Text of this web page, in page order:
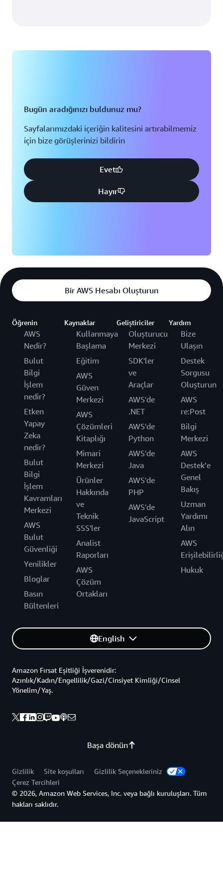
Bugün aradığınızı buldunuz mu?
Sayfalarımızdaki içeriğin kalitesini artırabilmemiz
için bize görüşlerinizi bildirin
Evet
Hayır
Bir AWS Hesabı Oluşturun
Öğrenin
AWS
Nedir?
Bulut
Bilgi
İşlem
nedir?
Etken
Yapay
Zeka
nedir?
Bulut
Bilgi
İşlem
Kavramları
Merkezi
AWS
Bulut
Güvenliği
Yenilikler
Bloglar
Basın
Bültenleri
Kaynaklar
Kullanmaya
Başlama
Eğitim
AWS
Güven
Merkezi
AWS
Çözümleri
Kitaplığı
Mimari
Merkezi
Ürünler
Hakkında
ve
Teknik
SSS'ler
Analist
Raporları
AWS
Çözüm
Ortakları
Geliştiriciler
Oluşturucu
Merkezi
SDK'ler
ve
Araçlar
AWS'de
.NET
AWS'de
Python
AWS'de
Java
AWS'de
PHP
AWS'de
JavaScript
Yardım
Bize
Ulaşın
Destek
Sorgusu
Oluşturun
AWS
re:Post
Bilgi
Merkezi
AWS
Destek’e
Genel
Bakış
Uzman
Yardımı
Alın
AWS
Hukuk
English
Başa dönün
Amazon Fırsat Eşitliği İşverenidir:
Azınlık/Kadın/Engellilik/Gazi/Cinsiyet Kimliği/Cinsel
Yönelim/Yaş.
Gizlilik Site koşulları
Gizlilik Seçenekleriniz
Çerez Tercihleri
© 2026, Amazon Web Services, Inc. veya bağlı kuruluşları. Tüm
hakları saklıdır.